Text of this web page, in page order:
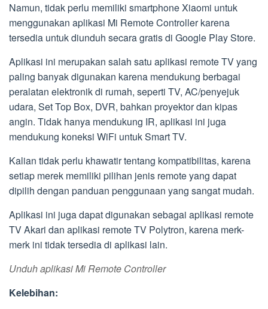
Namun, tidak perlu memiliki smartphone Xiaomi untuk
menggunakan aplikasi Mi Remote Controller karena
tersedia untuk diunduh secara gratis di Google Play Store.
Aplikasi ini merupakan salah satu aplikasi remote TV yang
paling banyak digunakan karena mendukung berbagai
peralatan elektronik di rumah, seperti TV, AC/penyejuk
udara, Set Top Box, DVR, bahkan proyektor dan kipas
angin. Tidak hanya mendukung IR, aplikasi ini juga
mendukung koneksi WiFi untuk Smart TV.
Kalian tidak perlu khawatir tentang kompatibilitas, karena
setiap merek memiliki pilihan jenis remote yang dapat
dipilih dengan panduan penggunaan yang sangat mudah.
Aplikasi ini juga dapat digunakan sebagai aplikasi remote
TV Akari dan aplikasi remote TV Polytron, karena merk-
merk ini tidak tersedia di aplikasi lain.
Unduh aplikasi Mi Remote Controller
Kelebihan: